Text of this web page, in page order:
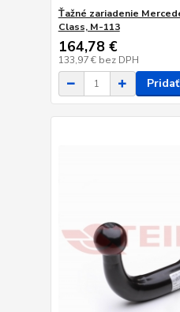
Ťažné zariadenie
Class, M-113
164,78 €
133,97 € bez DPH